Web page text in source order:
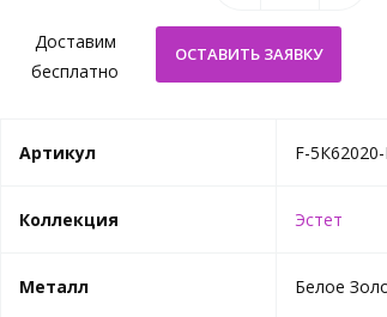
Доставим
бесплатно
Артикул F-5К62020-
Коллекция Эстет
Металл Белое